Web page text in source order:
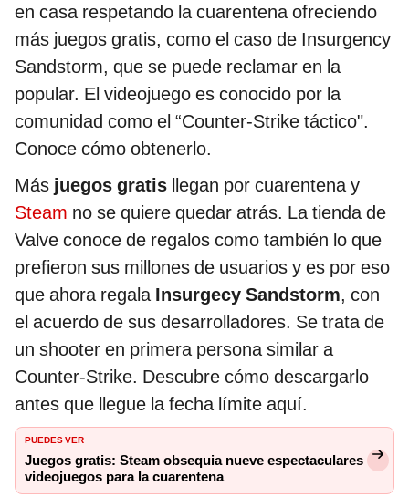
en casa respetando la cuarentena ofreciendo
más juegos gratis, como el caso de Insurgency
Sandstorm, que se puede reclamar en la
popular. El videojuego es conocido por la
comunidad como el “Counter-Strike táctico".
Conoce cómo obtenerlo.
Más juegos gratis llegan por cuarentena y
Steam no se quiere quedar atrás. La tienda de
Valve conoce de regalos como también lo que
prefieron sus millones de usuarios y es por eso
que ahora regala Insurgecy Sandstorm, con
el acuerdo de sus desarrolladores. Se trata de
un shooter en primera persona similar a
Counter-Strike. Descubre cómo descargarlo
antes que llegue la fecha límite aquí.
PUEDES VER
Juegos gratis: Steam obsequia nueve espectaculares
videojuegos para la cuarentena